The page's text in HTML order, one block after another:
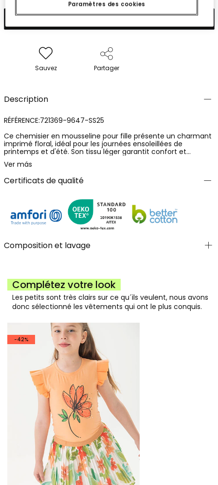
Ajouter
Sauvez Partager
Description
RÉFÉRENCE:721369-9647-SS25
Ce chemisier en mousseline pour fille présente un charmant
imprimé floral, idéal pour les journées ensoleillées de
printemps et d'été. Son tissu léger garantit confort et
fraîcheur, tandis que les bretelles ajustables s'adaptent
parfaitement au corps. Disponible pour les filles de 4 à 16 ans,
c'est un vêtement polyvalent qui peut être assorti avec des
jupes ou des shorts. Le fond blanc, parsemé de tons vibrants
joyeuse. Parfait pour les occasions informelles ou festives, il
maintient toujours un style chic et amusant.
Ver más
Certificats de qualité
Composition et lavage
Complétez votre look
Les petits sont très clairs sur ce qu´ils veulent, nous avons
donc sélectionné les vêtements qui ont le plus conquis.
-42%
Paramètres des cookies